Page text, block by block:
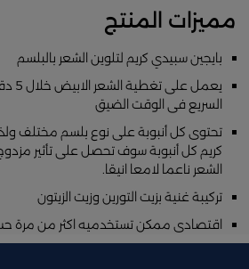
مميزات المنتج
بايجين سبيدي كريم لتلوين الشعر بالبلسم
السريع فى الوقت الضيق
تحتوى كل أنبوبة على نوع بلسم مختلف
كريم كل أنبوبة سوف تحصل على تأثير
الشعر ناعما لامعا انيقا.
تركيبة غنية بزيت التورين وزيت الزيتون
اقتصادى ممكن تستخدميه اكثر من مرة